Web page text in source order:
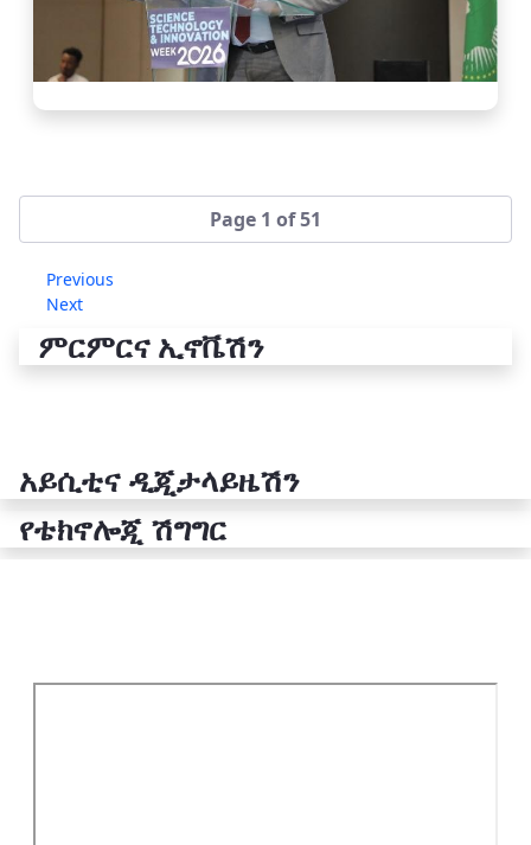
Page 1 of 51
Previous
Next
ምርምርና ኢኖቬሽን
አይሲቲና ዲጂታላይዜሽን
የቴክኖሎጂ ሽግግር